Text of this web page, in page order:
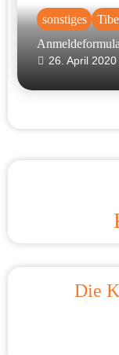
sonstiges
26. April 2020
Die